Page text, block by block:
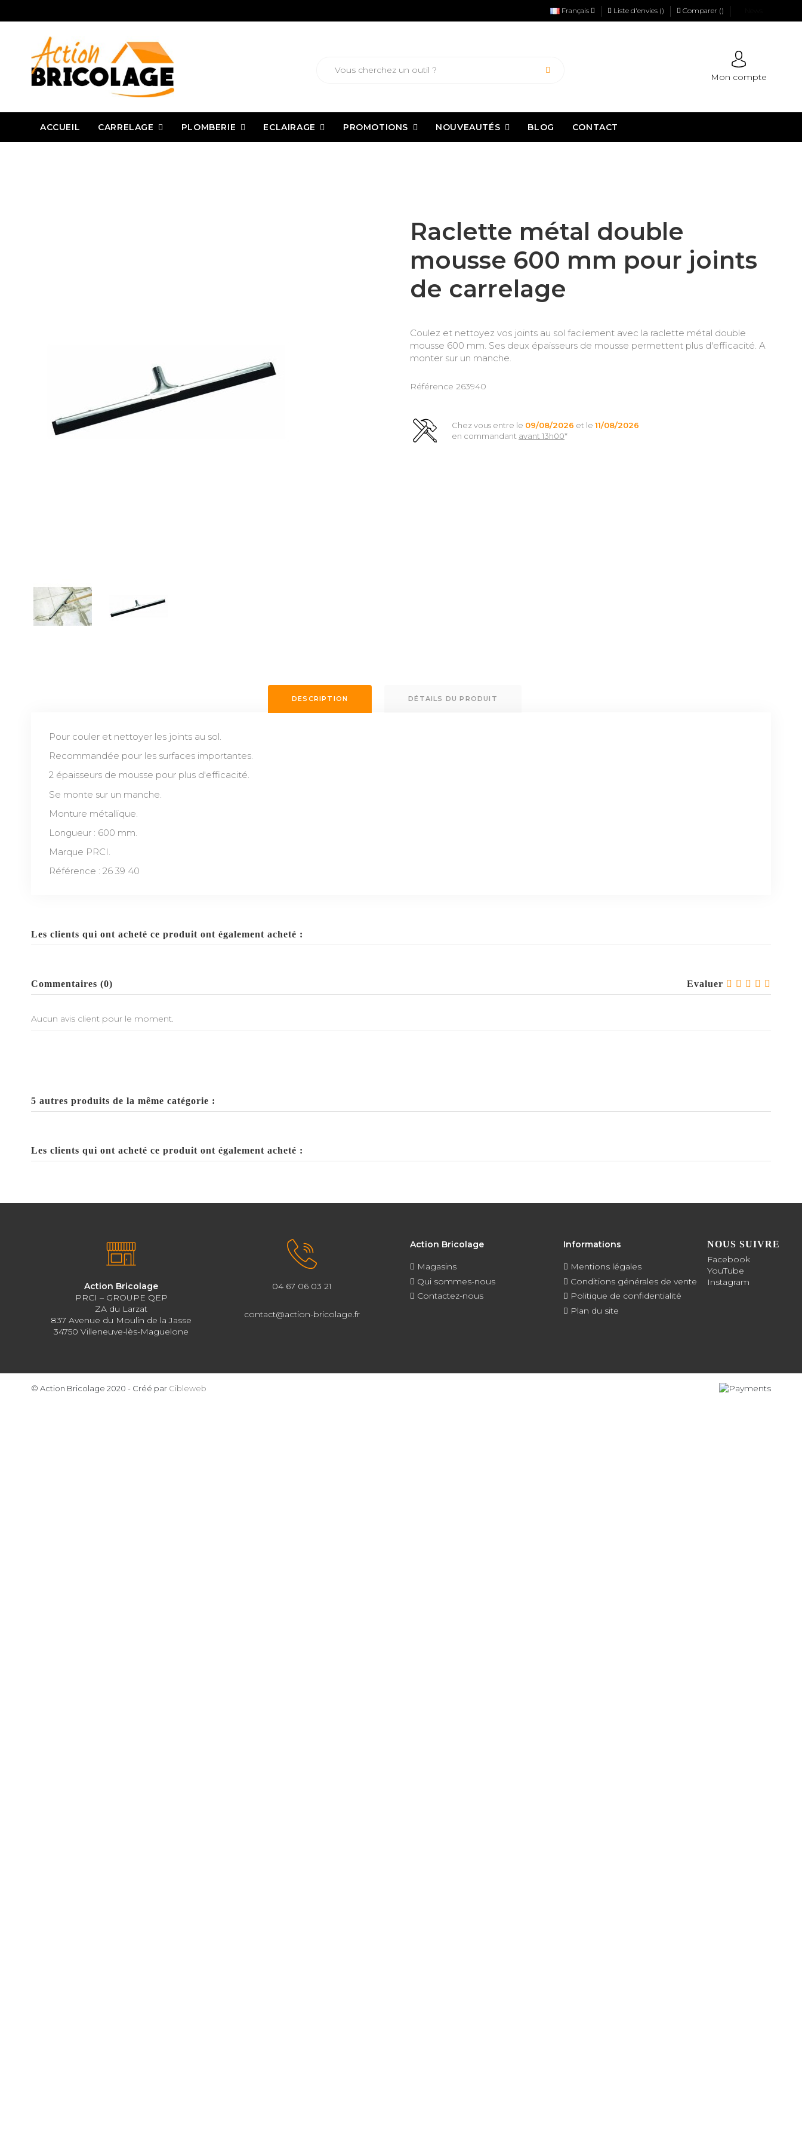
Français Liste d'envies () Comparer ()
Mon compte
ACCUEIL CARRELAGE PLOMBERIE ECLAIRAGE PROMOTIONS NOUVEAUTÉS BLOG CONTACT
Raclette métal double
mousse 600 mm pour joints
de carrelage
Coulez et nettoyez vos joints au sol facilement avec la raclette métal double
mousse 600 mm. Ses deux épaisseurs de mousse permettent plus d'efficacité. A
monter sur un manche.
Référence 263940
Chez vous entre le 09/08/2026 et le 11/08/2026
en commandant avant 13h00*
DESCRIPTION DÉTAILS DU PRODUIT
Pour couler et nettoyer les joints au sol.
Recommandée pour les surfaces importantes.
2 épaisseurs de mousse pour plus d'efficacité.
Se monte sur un manche.
Monture métallique.
Longueur : 600 mm.
Marque PRCI.
Référence : 26 39 40
Les clients qui ont acheté ce produit ont également acheté :
Evaluer
Commentaires (0)
Aucun avis client pour le moment.
5 autres produits de la même catégorie :
Les clients qui ont acheté ce produit ont également acheté :
Action Bricolage
PRCI – GROUPE QEP
ZA du Larzat
837 Avenue du Moulin de la Jasse
34750 Villeneuve-lès-Maguelone
04 67 06 03 21
contact@action-bricolage.fr
Action Bricolage
Magasins
Qui sommes-nous
Contactez-nous
Informations
Mentions légales
Conditions générales de vente
Politique de confidentialité
Plan du site
NOUS SUIVRE
Facebook
YouTube
Instagram
© Action Bricolage 2020 - Créé par Cibleweb